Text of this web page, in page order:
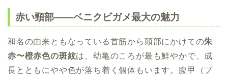
赤い頸部——ベニクビガメ最大の魅力
和名の由来ともなっている首筋から頭部にかけての朱
赤〜橙赤色の斑紋は、幼亀のころが最も鮮やかで、成
長とともにやや色が落ち着く個体もいます。腹甲（プ